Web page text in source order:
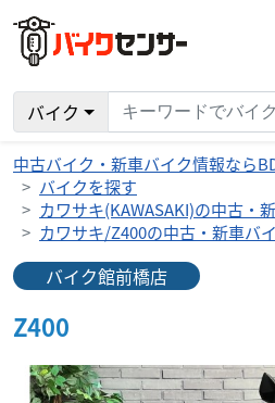
バイク
中古バイク・新車バイク情報なら
バイクを探す
カワサキ(KAWASAKI)の中古・
カワサキ/Z400の中古・新車バ
バイク館前橋店
Z400